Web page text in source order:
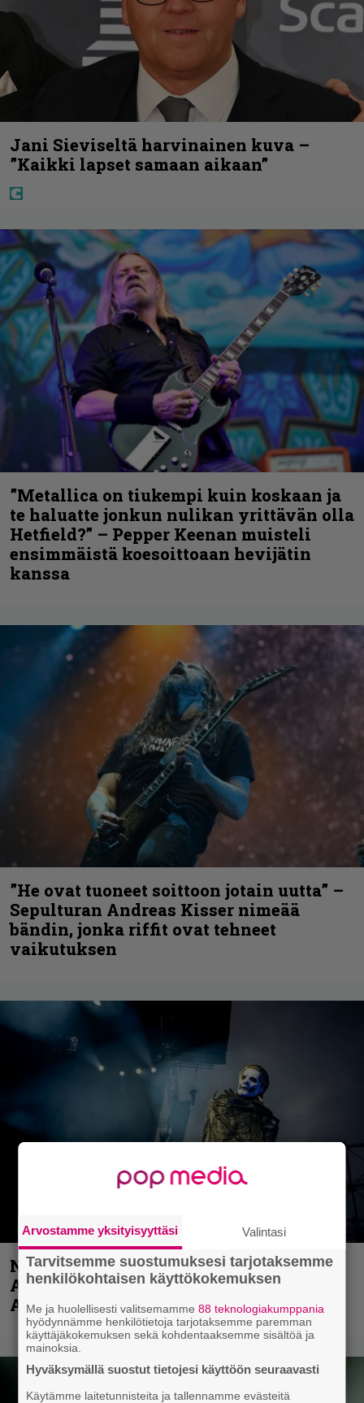
Jani Sieviseltä harvinainen kuva –
”Kaikki lapset samaan aikaan”
”Metallica on tiukempi kuin koskaan ja
te haluatte jonkun nulikan yrittävän olla
Hetfield?” – Pepper Keenan muisteli
ensimmäistä koesoittoaan hevijätin
kanssa
”He ovat tuoneet soittoon jotain uutta” –
Sepulturan Andreas Kisser nimeää
bändin, jonka riffit ovat tehneet
vaikutuksen
Näin lähtee Ghostin Tobias Forgelta
Accept – menossa mukana myös
Anthrax- ja Korn-miehistöä
Arvostamme yksityisyyttäsi Valintasi
Tarvitsemme suostumuksesi tarjotaksemme
henkilökohtaisen käyttökokemuksen
Me ja huolellisesti valitsemamme88 teknologiakumppania
hyödynnämme henkilötietoja tarjotaksemme paremman
käyttäjäkokemuksen sekä kohdentaaksemme sisältöä ja
mainoksia.
Hyväksymällä suostut tietojesi käyttöön seuraavasti
Käytämme laitetunnisteita ja tallennamme evästeitä